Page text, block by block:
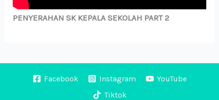
PENYERAHAN SK KEPALA SEKOLAH PART 2
Facebook Instagram
YouTube
Tiktok